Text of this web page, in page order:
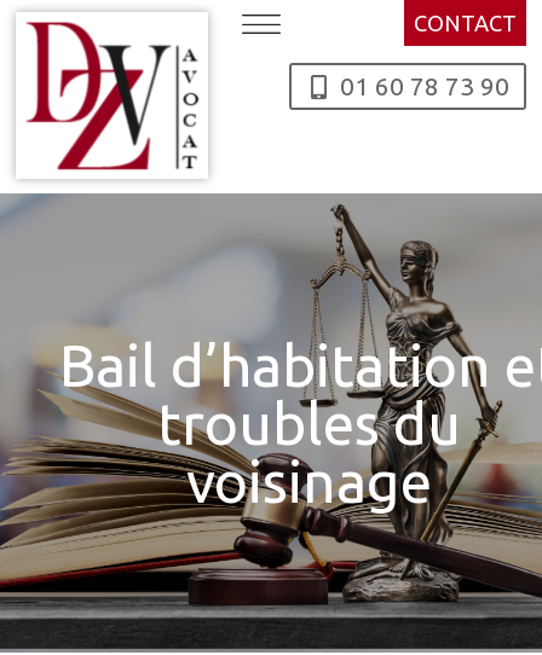
Skip to content
01 60 78 73 90
CONTACT
Bail d’habitation
troubles du
voisinage